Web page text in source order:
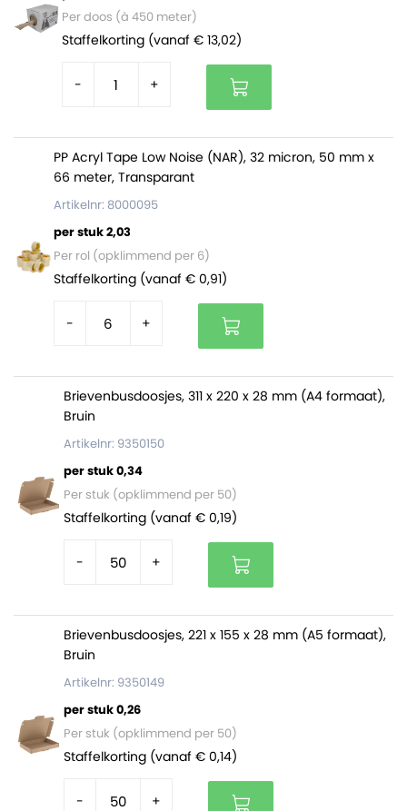
Per doos (à 450 meter)
Staffelkorting (vanaf € 13,02)
- +
PP Acryl Tape Low Noise (NAR), 32 micron, 50 mm x
66 meter, Transparant
Artikelnr: 8000095
per stuk 2,03
Per rol (opklimmend per 6)
Staffelkorting (vanaf € 0,91)
- +
Brievenbusdoosjes, 311 x 220 x 28 mm (A4 formaat),
Bruin
Artikelnr: 9350150
per stuk 0,34
Per stuk (opklimmend per 50)
Staffelkorting (vanaf € 0,19)
- +
Brievenbusdoosjes, 221 x 155 x 28 mm (A5 formaat),
Bruin
Artikelnr: 9350149
per stuk 0,26
Per stuk (opklimmend per 50)
Staffelkorting (vanaf € 0,14)
- +